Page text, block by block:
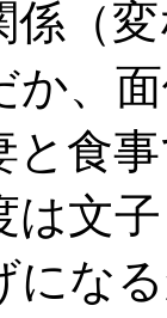
係（
か、
と食
は文
にな